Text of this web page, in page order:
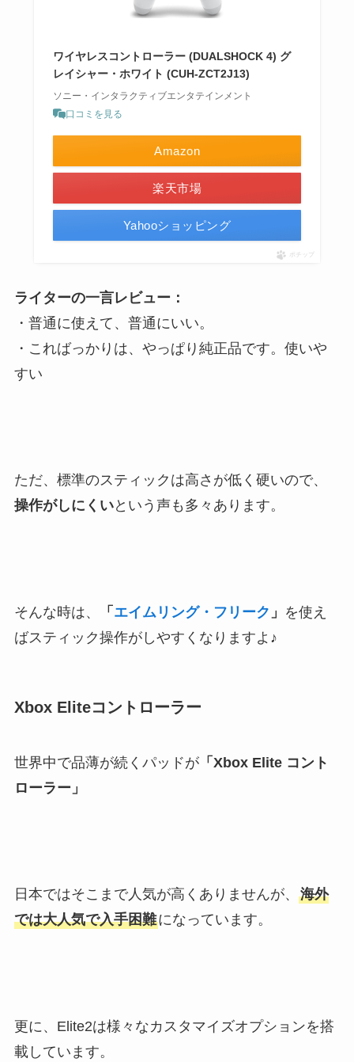
ワイヤレスコントローラー (DUALSHOCK 4) グ
レイシャー・ホワイト (CUH-ZCT2J13)
ソニー・インタラクティブエンタテインメント
口コミを見る
Amazon
楽天市場
Yahooショッピング
ポチップ
ライターの一言レビュー：
・普通に使えて、普通にいい。
・こればっかりは、やっぱり純正品です。使いや
すい
ただ、標準のスティックは高さが低く硬いので、
操作がしにくいという声も多々あります。
そんな時は、 「 エイムリング・フリーク 」 を使え
ばスティック操作がしやすくなりますよ♪
Xbox Eliteコントローラー
世界中で品薄が続くパッドが「Xbox Elite コント
ローラー」
日本ではそこまで人気が高くありませんが、 海外
では大人気で入手困難になっています。
更に、Elite2は様々なカスタマイズオプションを搭
載しています。